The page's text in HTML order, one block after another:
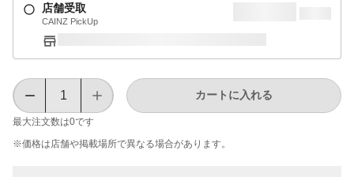
店舗受取
CAINZ PickUp
最大注文数は0です
カートに入れる
※価格は​店舗や​掲載場所で​異なる​場合が​あります。